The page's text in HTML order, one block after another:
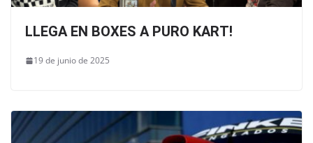
LLEGA EN BOXES A PURO KART!
19 de junio de 2025